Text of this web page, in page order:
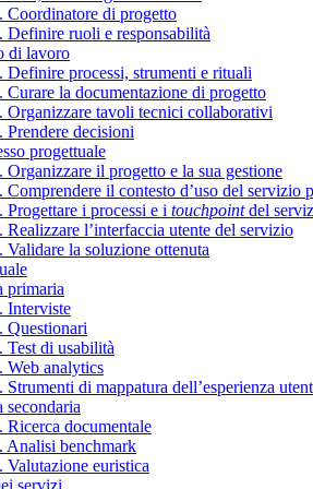
Coordinatore di progetto
Definire ruoli e responsabilità
di lavoro
Definire processi, strumenti e rituali
Curare la documentazione di progetto
Organizzare tavoli tecnici collaborativi
Prendere decisioni
progettuale
Organizzare il progetto e la sua gestione
Comprendere il contesto d’uso del servizio
Progettare i processi e i touchpointdel
Realizzare l’interfaccia utente del servizio
Validare la soluzione ottenuta
primaria
Interviste
Questionari
Test di usabilità
Web analytics
Strumenti di mappatura dell’esperienza
secondaria
Ricerca documentale
Analisi benchmark
Valutazione euristica
servizi